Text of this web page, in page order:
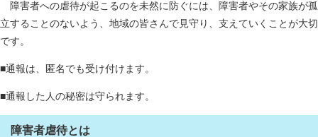
障害者への虐待が起こるのを未然に防ぐには、障害者やその家族が孤
立することのないよう、地域の皆さんで見守り、支えていくことが大切
です。
■通報は、匿名でも受け付けます。
■通報した人の秘密は守られます。
障害者虐待とは